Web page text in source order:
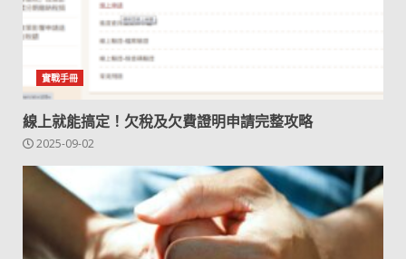
實戰手冊
線上就能搞定！欠稅及欠費證明申請完整攻略
2025-09-02